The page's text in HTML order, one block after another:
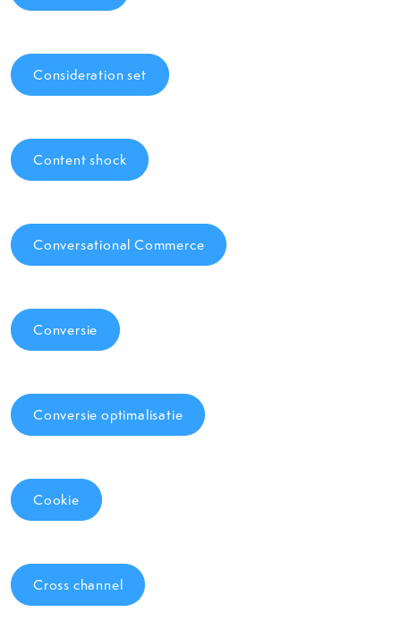
Consideration set
Content shock
Conversational Commerce
Conversie
Conversie optimalisatie
Cookie
Cross channel